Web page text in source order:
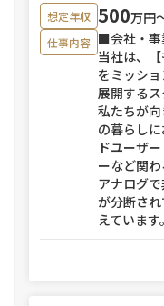
想定年収 500万円
仕事内容 ■会社・事
当社は、
をミッシ
展開するス
私たちが
の暮らし
ドユーザ
ーなど関
アナログ
が分断さ
えています。